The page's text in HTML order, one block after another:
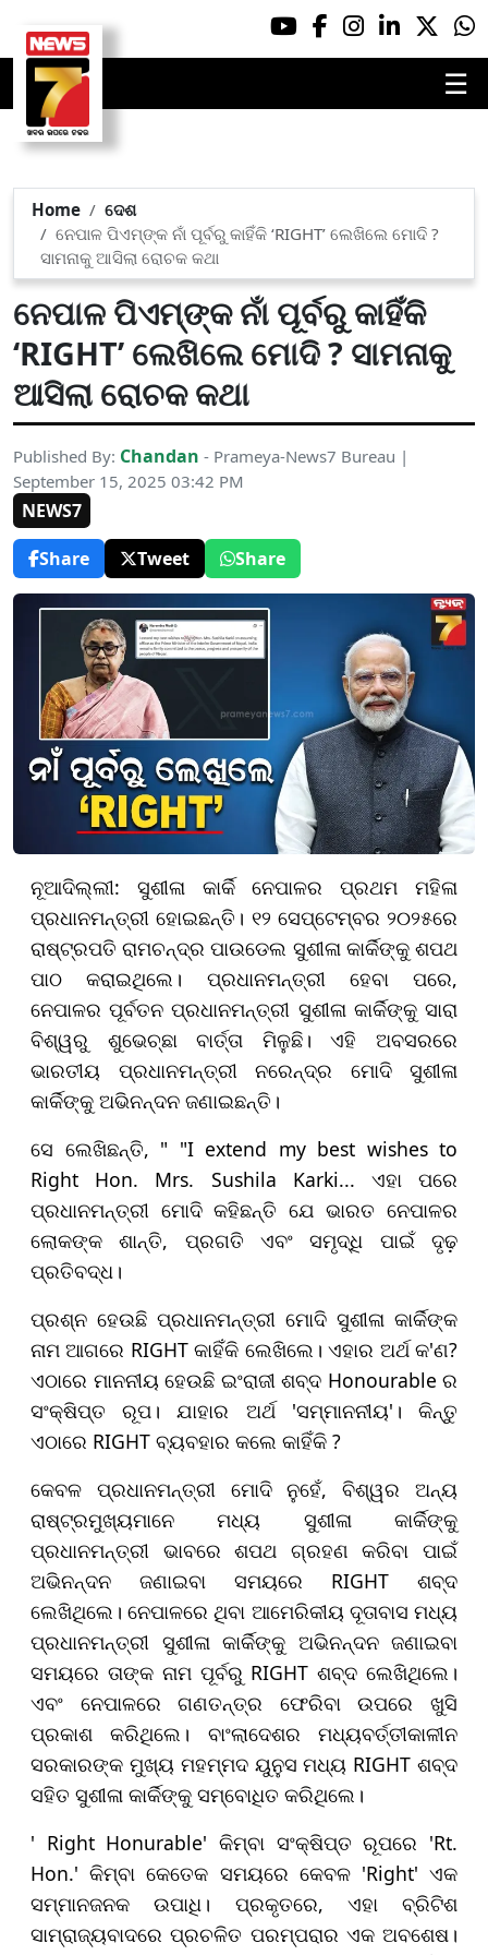
☰
Home
ଦେଶ
ନେପାଳ ପିଏମ୍‌ଙ୍କ ନାଁ ପୂର୍ବରୁ କାହିଁକି ‘RIGHT’ ଲେଖିଲେ ମୋଦି ?
ସାମନାକୁ ଆସିଲା ରୋଚକ କଥା
ନେପାଳ ପିଏମ୍‌ଙ୍କ ନାଁ ପୂର୍ବରୁ କାହିଁକି
‘RIGHT’ ଲେଖିଲେ ମୋଦି ? ସାମନାକୁ
ଆସିଲା ରୋଚକ କଥା
Published By: Chandan - Prameya-News7 Bureau |
September 15, 2025 03:42 PM
NEWS7
Share
Tweet Share
ନୂଆଦିଲ୍ଲୀ: ସୁଶୀଳା କାର୍କି ନେପାଳର ପ୍ରଥମ ମହିଳା
ପ୍ରଧାନମନ୍ତ୍ରୀ ହୋଇଛନ୍ତି। ୧୨ ସେପ୍ଟେମ୍ବର ୨୦୨୫ରେ
ରାଷ୍ଟ୍ରପତି ରାମଚନ୍ଦ୍ର ପାଉଡେଲ ସୁଶୀଳା କାର୍କିଙ୍କୁ ଶପଥ
ପାଠ କରାଇଥିଲେ। ପ୍ରଧାନମନ୍ତ୍ରୀ ହେବା ପରେ,
ନେପାଳର ପୂର୍ବତନ ପ୍ରଧାନମନ୍ତ୍ରୀ ସୁଶୀଳା କାର୍କିଙ୍କୁ ସାରା
ବିଶ୍ୱରୁ ଶୁଭେଚ୍ଛା ବାର୍ତ୍ତା ମିଳୁଛି। ଏହି ଅବସରରେ
ଭାରତୀୟ ପ୍ରଧାନମନ୍ତ୍ରୀ ନରେନ୍ଦ୍ର ମୋଦି ସୁଶୀଳା
କାର୍କିଙ୍କୁ ଅଭିନନ୍ଦନ ଜଣାଇଛନ୍ତି।
ସେ ଲେଖିଛନ୍ତି, " "I extend my best wishes to
Right Hon. Mrs. Sushila Karki... ଏହା ପରେ
ପ୍ରଧାନମନ୍ତ୍ରୀ ମୋଦି କହିଛନ୍ତି ଯେ ଭାରତ ନେପାଳର
ଲୋକଙ୍କ ଶାନ୍ତି, ପ୍ରଗତି ଏବଂ ସମୃଦ୍ଧି ପାଇଁ ଦୃଢ଼
ପ୍ରତିବଦ୍ଧ।
ପ୍ରଶ୍ନ ହେଉଛି ପ୍ରଧାନମନ୍ତ୍ରୀ ମୋଦି ସୁଶୀଳା କାର୍କିଙ୍କ
ନାମ ଆଗରେ RIGHT କାହିଁକି ଲେଖିଲେ। ଏହାର ଅର୍ଥ କ'ଣ?
ଏଠାରେ ମାନନୀୟ ହେଉଛି ଇଂରାଜୀ ଶବ୍ଦ Honourable ର
ସଂକ୍ଷିପ୍ତ ରୂପ। ଯାହାର ଅର୍ଥ 'ସମ୍ମାନନୀୟ'। କିନ୍ତୁ
ଏଠାରେ RIGHT ବ୍ୟବହାର କଲେ କାହିଁକି ?
କେବଳ ପ୍ରଧାନମନ୍ତ୍ରୀ ମୋଦି ନୁହେଁ, ବିଶ୍ୱର ଅନ୍ୟ
ରାଷ୍ଟ୍ରମୁଖ୍ୟମାନେ ମଧ୍ୟ ସୁଶୀଳା କାର୍କିଙ୍କୁ
ପ୍ରଧାନମନ୍ତ୍ରୀ ଭାବରେ ଶପଥ ଗ୍ରହଣ କରିବା ପାଇଁ
ଅଭିନନ୍ଦନ ଜଣାଇବା ସମୟରେ RIGHT ଶବ୍ଦ
ଲେଖିଥିଲେ। ନେପାଳରେ ଥିବା ଆମେରିକୀୟ ଦୂତାବାସ ମଧ୍ୟ
ପ୍ରଧାନମନ୍ତ୍ରୀ ସୁଶୀଳା କାର୍କିଙ୍କୁ ଅଭିନନ୍ଦନ ଜଣାଇବା
ସମୟରେ ତାଙ୍କ ନାମ ପୂର୍ବରୁ RIGHT ଶବ୍ଦ ଲେଖିଥିଲେ।
ଏବଂ ନେପାଳରେ ଗଣତନ୍ତ୍ର ଫେରିବା ଉପରେ ଖୁସି
ପ୍ରକାଶ କରିଥିଲେ। ବାଂଲାଦେଶର ମଧ୍ୟବର୍ତ୍ତୀକାଳୀନ
ସରକାରଙ୍କ ମୁଖ୍ୟ ମହମ୍ମଦ ୟୁନୁସ ମଧ୍ୟ RIGHT ଶବ୍ଦ
ସହିତ ସୁଶୀଳା କାର୍କିଙ୍କୁ ସମ୍ବୋଧିତ କରିଥିଲେ।
' Right Honurable' କିମ୍ବା ସଂକ୍ଷିପ୍ତ ରୂପରେ 'Rt.
Hon.' କିମ୍ବା କେତେକ ସମୟରେ କେବଳ 'Right' ଏକ
ସମ୍ମାନଜନକ ଉପାଧି। ପ୍ରକୃତରେ, ଏହା ବ୍ରିଟିଶ
ସାମ୍ରାଜ୍ୟବାଦରେ ପ୍ରଚଳିତ ପରମ୍ପରାର ଏକ ଅବଶେଷ।